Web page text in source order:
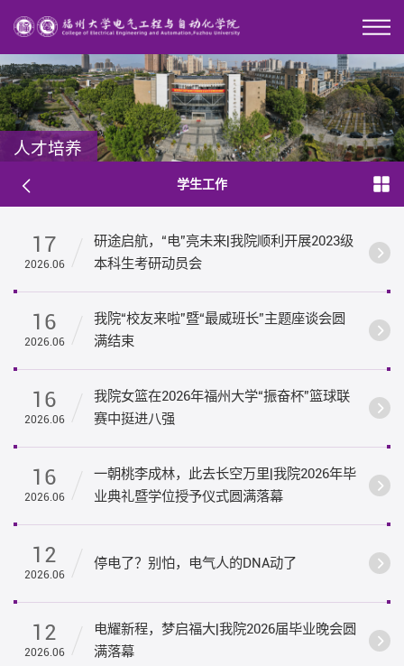
人才培养
学生工作
17
2026.06
研途启航，“电”亮未来|我院顺利开展2023级
本科生考研动员会
16
2026.06
我院“校友来啦”暨“最威班长”主题座谈会圆
满结束
16
2026.06
我院女篮在2026年福州大学“振奋杯”篮球联
赛中挺进八强
16
2026.06
一朝桃李成林，此去长空万里|我院2026年毕
业典礼暨学位授予仪式圆满落幕
12
2026.06
停电了？别怕，电气人的DNA动了
12
2026.06
电耀新程，梦启福大|我院2026届毕业晚会圆
满落幕